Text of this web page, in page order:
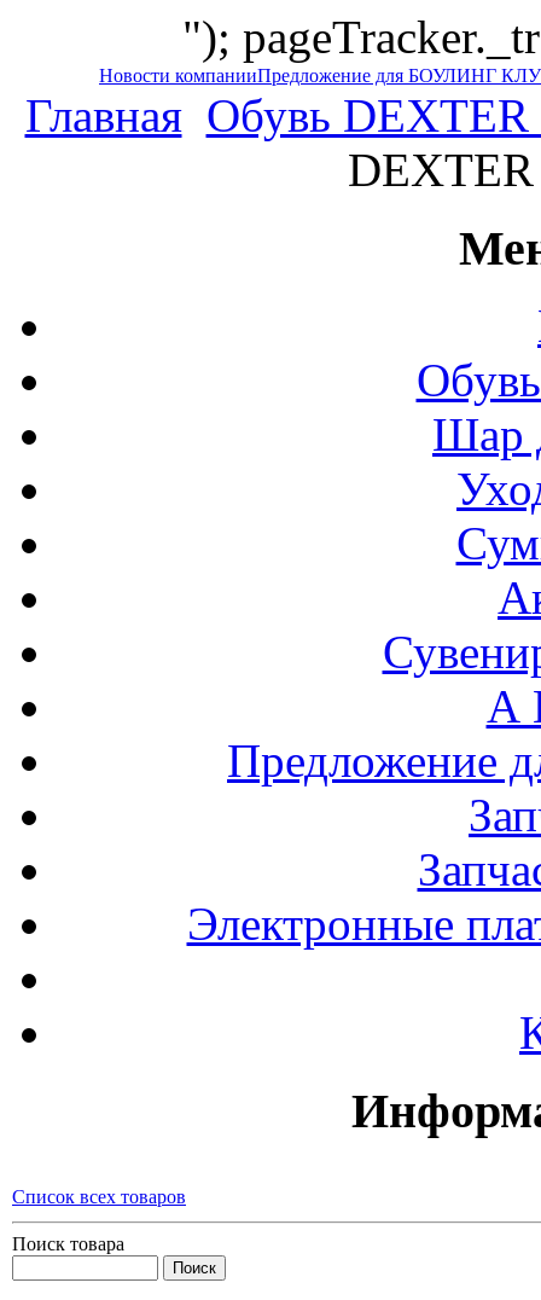
");
Новости компанииПредложение для БОУЛИНГ
Главная Обувь
Шар
А
Электронные
Список всех товаров
Поиск товара